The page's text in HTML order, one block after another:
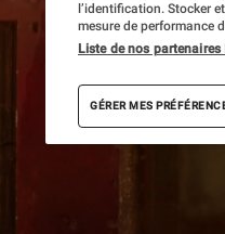
l’identification. Stocker
mesure de performance
Liste de nos partenaires
GÉRER MES